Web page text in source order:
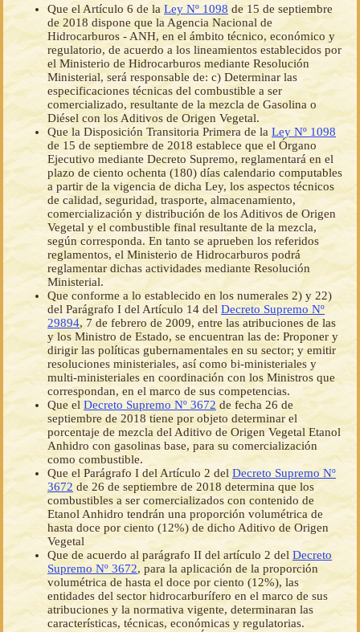
Que el Artículo 6 de la Ley Nº 1098 de 15 de septiembre
de 2018 dispone que la Agencia Nacional de
Hidrocarburos - ANH, en el ámbito técnico, económico y
regulatorio, de acuerdo a los lineamientos establecidos por
el Ministerio de Hidrocarburos mediante Resolución
Ministerial, será responsable de: c) Determinar las
especificaciones técnicas del combustible a ser
comercializado, resultante de la mezcla de Gasolina o
Diésel con los Aditivos de Origen Vegetal.
Que la Disposición Transitoria Primera de la Ley Nº 1098
de 15 de septiembre de 2018 establece que el Órgano
Ejecutivo mediante Decreto Supremo, reglamentará en el
plazo de ciento ochenta (180) días calendario computables
a partir de la vigencia de dicha Ley, los aspectos técnicos
de calidad, seguridad, trasporte, almacenamiento,
comercialización y distribución de los Aditivos de Origen
Vegetal y el combustible final resultante de la mezcla,
según corresponda. En tanto se aprueben los referidos
reglamentos, el Ministerio de Hidrocarburos podrá
reglamentar dichas actividades mediante Resolución
Ministerial.
Que conforme a lo establecido en los numerales 2) y 22)
del Parágrafo I del Artículo 14 del Decreto Supremo Nº
29894, 7 de febrero de 2009, entre las atribuciones de las
y los Ministro de Estado, se encuentran las de: Proponer y
dirigir las políticas gubernamentales en su sector; y emitir
resoluciones ministeriales, así como bi-ministeriales y
multi-ministeriales en coordinación con los Ministros que
correspondan, en el marco de sus competencias.
Que el Decreto Supremo Nº 3672 de fecha 26 de
septiembre de 2018 tiene por objeto determinar el
porcentaje de mezcla del Aditivo de Origen Vegetal Etanol
Anhidro con gasolinas base, para su comercialización
como combustible.
Que el Parágrafo I del Artículo 2 del Decreto Supremo Nº
3672 de 26 de septiembre de 2018 determina que los
combustibles a ser comercializados con contenido de
Etanol Anhidro tendrán una proporción volumétrica de
hasta doce por ciento (12%) de dicho Aditivo de Origen
Vegetal
Que de acuerdo al parágrafo II del artículo 2 del Decreto
Supremo Nº 3672, para la aplicación de la proporción
volumétrica de hasta el doce por ciento (12%), las
entidades del sector hidrocarburífero en el marco de sus
atribuciones y la normativa vigente, determinaran las
características, técnicas, económicas y regulatorias.